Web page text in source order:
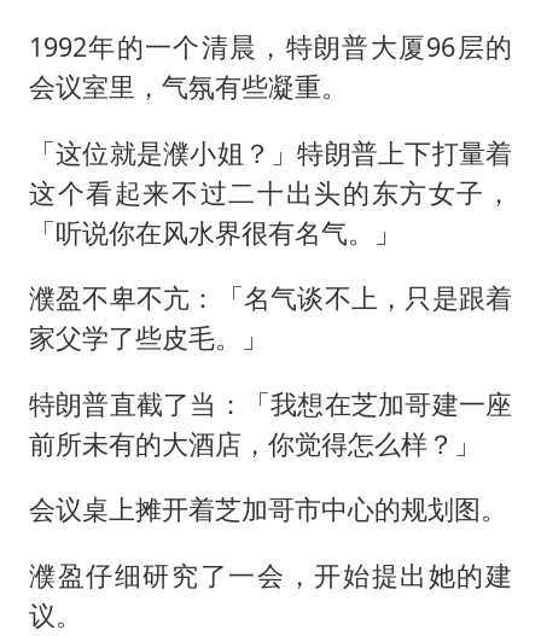
1992年的一个清晨，特朗普大厦96层的
会议室里，气氛有些凝重。
「这位就是濮小姐？」特朗普上下打量着
这个看起来不过二十出头的东方女子，
「听说你在风水界很有名气。」
濮盈不卑不亢：「名气谈不上，只是跟着
家父学了些皮毛。」
特朗普直截了当：「我想在芝加哥建一座
前所未有的大酒店，你觉得怎么样？」
会议桌上摊开着芝加哥市中心的规划图。
濮盈仔细研究了一会，开始提出她的建
议。